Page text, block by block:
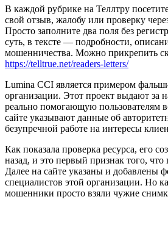
В каждой рубрике на Теллтру
свой отзыв, жалобу или проверку
Просто заполните два поля без
суть, в тексте — подробности,
мошенничества. Можно прикрепить
https://telltrue.net/readers-letters/
Lumina CCI является примером
организации. Этот проект выдают за
реально помогающую пользователям
сайте указывают данные об
безупречной работе на интересы
Как показала проверка ресурса, его
назад, и это первый признак того,
Далее на сайте указаны и добавлены
специалистов этой организации. Но
мошенники просто взяли чужие